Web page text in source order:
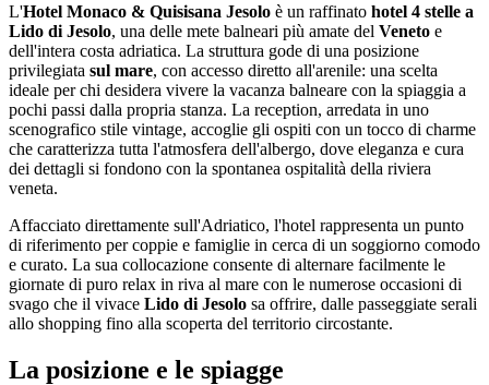
L'Hotel Monaco & Quisisana Jesolo è un raffinato hotel 4 stelle a
Lido di Jesolo, una delle mete balneari più amate del Veneto e
dell'intera costa adriatica. La struttura gode di una posizione
privilegiata sul mare, con accesso diretto all'arenile: una scelta
ideale per chi desidera vivere la vacanza balneare con la spiaggia a
pochi passi dalla propria stanza. La reception, arredata in uno
scenografico stile vintage, accoglie gli ospiti con un tocco di charme
che caratterizza tutta l'atmosfera dell'albergo, dove eleganza e cura
dei dettagli si fondono con la spontanea ospitalità della riviera
veneta.
Affacciato direttamente sull'Adriatico, l'hotel rappresenta un punto
di riferimento per coppie e famiglie in cerca di un soggiorno comodo
e curato. La sua collocazione consente di alternare facilmente le
giornate di puro relax in riva al mare con le numerose occasioni di
svago che il vivace Lido di Jesolo sa offrire, dalle passeggiate serali
allo shopping fino alla scoperta del territorio circostante.
La posizione e le spiagge